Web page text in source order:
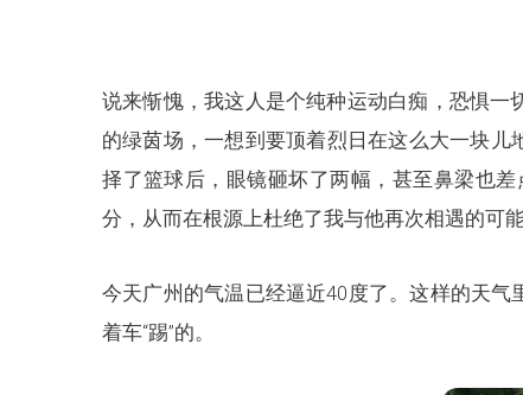
说来惭愧，我这人是个纯种运动白痴，恐惧
的绿茵场，一想到要顶着烈日在这么大一块
择了篮球后，眼镜砸坏了两幅，甚至鼻梁也
分，从而在根源上杜绝了我与他再次相遇的可能
今天广州的气温已经逼近40度了。这样的天
着车“踢”的。